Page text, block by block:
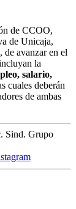
de CCOO,
de Unicaja,
avanzar en el
la
salario,
cuales deberán
de ambas
Sind. Grupo